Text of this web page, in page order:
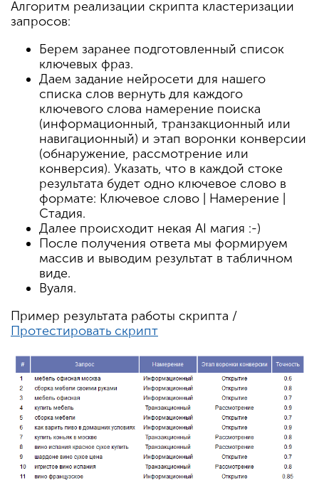
Алгоритм реализации скрипта кластеризации
запросов:
Берем заранее подготовленный список
ключевых фраз.
Даем задание нейросети для нашего
списка слов вернуть для каждого
ключевого слова намерение поиска
(информационный, транзакционный или
навигационный) и этап воронки конверсии
(обнаружение, рассмотрение или
конверсия). Указать, что в каждой стоке
результата будет одно ключевое слово в
формате: Ключевое слово | Намерение |
Стадия.
Далее происходит некая AI магия :-)
После получения ответа мы формируем
массив и выводим результат в табличном
виде.
Вуаля.
Пример результата работы скрипта /
Протестировать скрипт